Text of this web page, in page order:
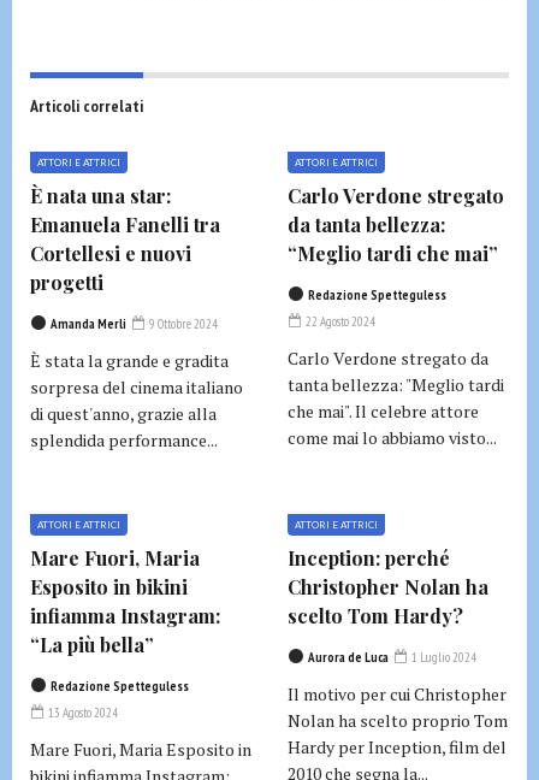
Articoli correlati
ATTORI E ATTRICI
È nata una star:
Emanuela Fanelli tra
Cortellesi e nuovi
progetti
Amanda Merli 9 Ottobre 2024
È stata la grande e gradita
sorpresa del cinema italiano
di quest'anno, grazie alla
splendida performance...
ATTORI E ATTRICI
Carlo Verdone stregato
da tanta bellezza:
“Meglio tardi che mai”
Redazione Spetteguless
22 Agosto 2024
Carlo Verdone stregato da
tanta bellezza: "Meglio tardi
che mai". Il celebre attore
come mai lo abbiamo visto...
ATTORI E ATTRICI
Mare Fuori, Maria
Esposito in bikini
infiamma Instagram:
“La più bella”
Redazione Spetteguless
13 Agosto 2024
Mare Fuori, Maria Esposito in
ATTORI E ATTRICI
Inception: perché
Christopher Nolan ha
scelto Tom Hardy?
Aurora de Luca 1 Luglio 2024
Il motivo per cui Christopher
Nolan ha scelto proprio Tom
Hardy per Inception, film del
2010 che segna la...